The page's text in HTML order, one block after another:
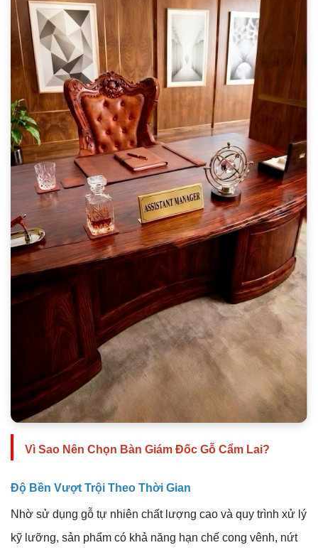
Vì Sao Nên Chọn Bàn Giám Đốc Gỗ Cẩm Lai?
Độ Bền Vượt Trội Theo Thời Gian
Nhờ sử dụng gỗ tự nhiên chất lượng cao và quy trình xử lý
kỹ lưỡng, sản phẩm có khả năng hạn chế cong vênh, nứt